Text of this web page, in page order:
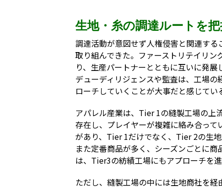
生地・糸の調達ルートを
調達活動が意図せず人権侵害と関連す
取り組んできた。ファーストリテイリ
り、生産パートナーとともに互いに発
デューディリジェンスや監査は、工場
ローチしていくことが大事だと感じてい
アパレル産業は、Tier 1の縫製工場の
存在し、プレイヤーが複雑に絡み合っ
があり、Tier 1だけでなく、Tier 2の生
また定番商品が多く、シーズンごとに
は、Tier3の紡績工場にもアプローチを
ただし、縫製工場の中には生地商社を